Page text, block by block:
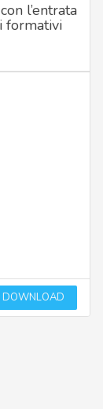
l’entrata
formativi
DOWNLOAD